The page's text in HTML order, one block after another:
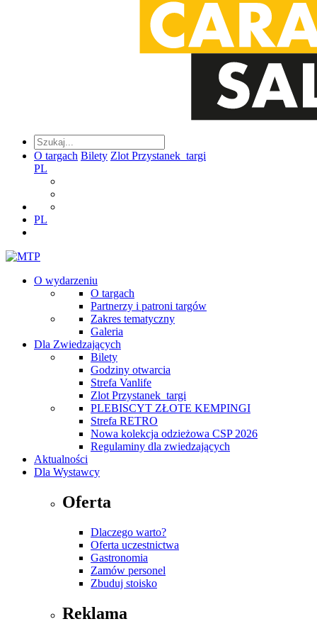
O targach Bilety Zlot Przystanek_targi
PL
PL
O wydarzeniu
O targach
Partnerzy i patroni targów
Zakres tematyczny
Galeria
Dla Zwiedzających
Bilety
Godziny otwarcia
Strefa Vanlife
Zlot Przystanek_targi
PLEBISCYT ZŁOTE KEMPINGI
Strefa RETRO
Nowa kolekcja odzieżowa CSP 2026
Regulaminy dla zwiedzających
Aktualności
Dla Wystawcy
Oferta
Dlaczego warto?
Oferta uczestnictwa
Gastronomia
Zamów personel
Zbuduj stoisko
Reklama